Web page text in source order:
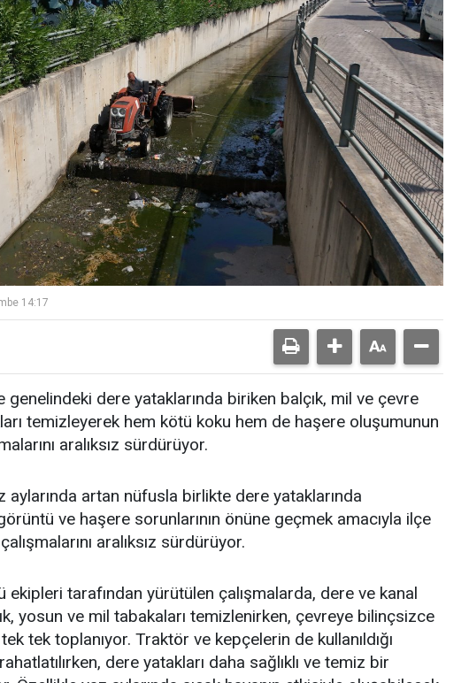
14:17
dere yataklarında biriken balçık, mil ve çevre
temizleyerek hem kötü koku hem de haşere oluşumunun
aralıksız sürdürüyor.
artan nüfusla birlikte dere yataklarında
ve haşere sorunlarının önüne geçmek amacıyla ilçe
aralıksız sürdürüyor.
tarafından yürütülen çalışmalarda, dere ve kanal
yosun ve mil tabakaları temizlenirken, çevreye bilinçsizce
tek toplanıyor. Traktör ve kepçelerin de kullanıldığı
dere yatakları daha sağlıklı ve temiz bir